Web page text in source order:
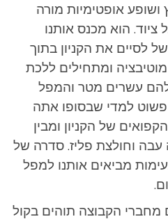
אופטימיות מורה
ציוד. הוא מכנס אותנו
לסיים את הקניון בתוך
ומתחילים ללכת
עשרים מטר והמפל
פשוט למדי שבסופו אתה
של הקניון ומבין
וחולצת פליז. סדרה של
מביאים אותנו למפל
מחברי הקבוצה תוהים בקול